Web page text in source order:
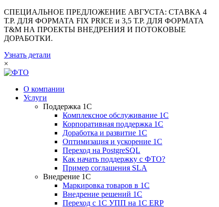
СПЕЦИАЛЬНОЕ ПРЕДЛОЖЕНИЕ АВГУСТА: СТАВКА 4
Т.Р. ДЛЯ ФОРМАТА FIX PRICE и 3,5 Т.Р. ДЛЯ ФОРМАТА
T&M НА ПРОЕКТЫ ВНЕДРЕНИЯ И ПОТОКОВЫЕ
ДОРАБОТКИ.
Узнать детали
×
О компании
Услуги
Поддержка 1С
Комплексное обслуживание 1С
Корпоративная поддержка 1С
Доработка и развитие 1С
Оптимизация и ускорение 1С
Переход на PostgreSQL
Как начать поддержку с ФТО?
Пример соглашения SLA
Внедрение 1С
Маркировка товаров в 1С
Внедрение решений 1С
Переход с 1С УПП на 1С ERP